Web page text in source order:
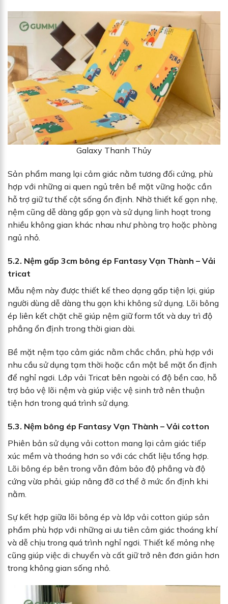
Galaxy Thanh Thủy
Sản phẩm mang lại cảm giác nằm tương đối cứng, phù
hợp với những ai quen ngủ trên bề mặt vững hoặc cần
hỗ trợ giữ tư thế cột sống ổn định. Nhờ thiết kế gọn nhẹ,
nệm cũng dễ dàng gấp gọn và sử dụng linh hoạt trong
nhiều không gian khác nhau như phòng trọ hoặc phòng
ngủ nhỏ.
5.2. Nệm gấp 3cm bông ép Fantasy Vạn Thành – Vải
tricat
Mẫu nệm này được thiết kế theo dạng gấp tiện lợi, giúp
người dùng dễ dàng thu gọn khi không sử dụng. Lõi bông
ép liên kết chặt chẽ giúp nệm giữ form tốt và duy trì độ
phẳng ổn định trong thời gian dài.
Bề mặt nệm tạo cảm giác nằm chắc chắn, phù hợp với
nhu cầu sử dụng tạm thời hoặc cần một bề mặt ổn định
để nghỉ ngơi. Lớp vải Tricat bên ngoài có độ bền cao, hỗ
trợ bảo vệ lõi nệm và giúp việc vệ sinh trở nên thuận
tiện hơn trong quá trình sử dụng.
5.3. Nệm bông ép Fantasy Vạn Thành – Vải cotton
Phiên bản sử dụng vải cotton mang lại cảm giác tiếp
xúc mềm và thoáng hơn so với các chất liệu tổng hợp.
Lõi bông ép bên trong vẫn đảm bảo độ phẳng và độ
cứng vừa phải, giúp nâng đỡ cơ thể ở mức ổn định khi
nằm.
Sự kết hợp giữa lõi bông ép và lớp vải cotton giúp sản
phẩm phù hợp với những ai ưu tiên cảm giác thoáng khí
và dễ chịu trong quá trình nghỉ ngơi. Thiết kế mỏng nhẹ
cũng giúp việc di chuyển và cất giữ trở nên đơn giản hơn
trong không gian sống nhỏ.